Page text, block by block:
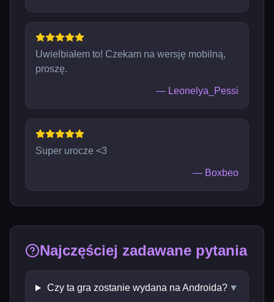
Uwielbiałem to! Czekam na wersję mobilną,
proszę.
— Leonelya_Pessi
Super urocze <3
— Boxbeo
Najczęściej zadawane pytania
Czy ta gra zostanie wydana na Androida? ▼